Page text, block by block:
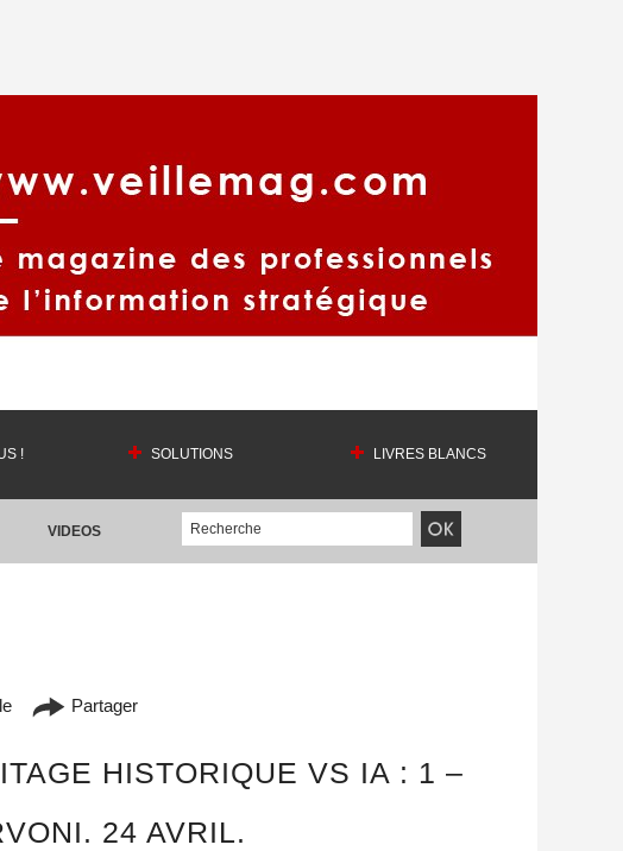
! SOLUTIONS LIVRES BLANCS
VIDEOS
Partager
HISTORIQUE VS IA : 1 –
24 AVRIL.